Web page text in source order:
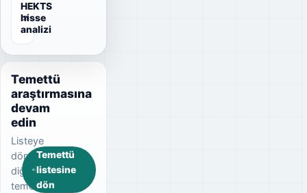
HEKTS
hisse
analizi
Temettü
araştırmasına
devam
edin
Listeye
dönerek
diğer
temettü
Temettü
listesine
dön